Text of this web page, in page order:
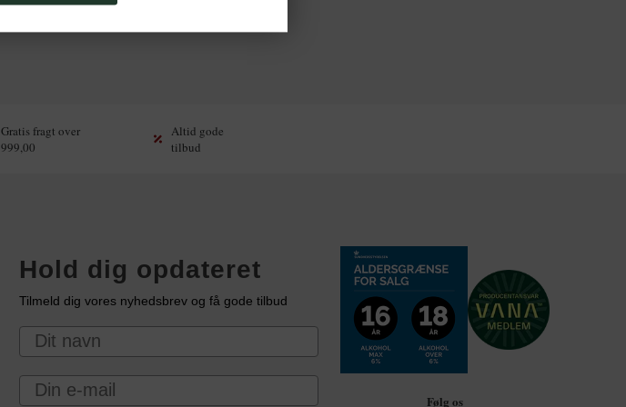
Gratis fragt over
999,00
Altid gode
tilbud
Hold dig opdateret
Tilmeld dig vores nyhedsbrev og få gode tilbud
Navn
Email
Følg os